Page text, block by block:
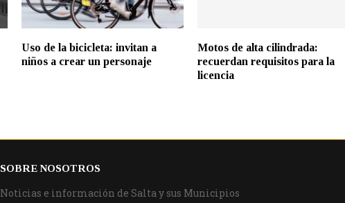
Uso de la bicicleta: invitan a
niños a crear un personaje
Motos de alta cilindrada:
recuerdan requisitos para la
licencia
SOBRE NOSOTROS
Noticias e información de Salta y sus Municipios